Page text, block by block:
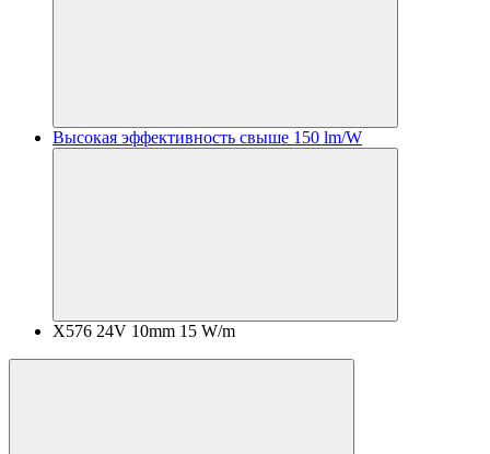
Высокая эффективность свыше 150 lm/W
X576 24V 10mm 15 W/m